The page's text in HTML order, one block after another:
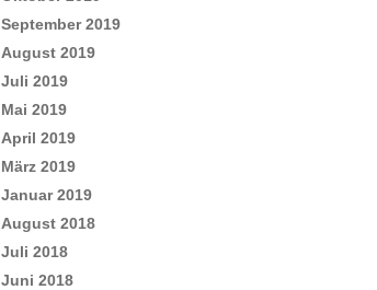
September 2019
August 2019
Juli 2019
Mai 2019
April 2019
März 2019
Januar 2019
August 2018
Juli 2018
Juni 2018